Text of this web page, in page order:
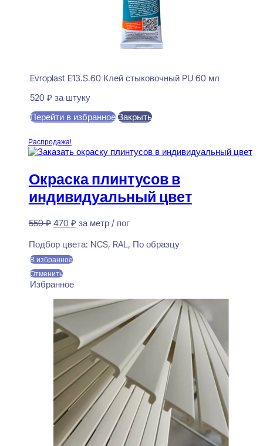
Evroplast E13.S.60 Клей стыковочный PU 60 мл
520 ₽ за штуку
Перейти в избранное Закрыть
Распродажа!
Окраска плинтусов в
индивидуальный цвет
550₽ Первоначальная
составляла
550 ₽.
470 ₽Текущая
470 ₽.
за метр / пог
Подбор цвета: NCS, RAL, По образцу
В избранное
Отменить
Избранное